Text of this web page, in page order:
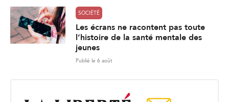
SOCIÉTÉ
Les écrans ne racontent pas toute
l’histoire de la santé mentale des
jeunes
Publié le 6 août